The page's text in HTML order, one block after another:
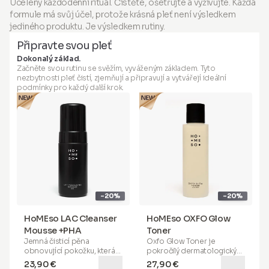
Balení obsahuje: Balení obsahuje:
zlepšují texturu a elasticitu
pleti a zvyšují vstřebávání
aktivních látek pro maximální
inovativnímu mikroinfuznímu
aplikátoru, speciálně
vyvinutému pro domácí
použití, a našemu
patentovanémuPeptide
Serum Boosteru(se
sonikovanou kyselinou
hyaluronovou) můžete
— zcela bezpečně a
bezbolestně.
není péče o pleť na
můžete zažít kdykoli a kdekoli
— přímo v pohodlí vašeho
Balení obsahuje:
pokynů s aplikátorem
HoMEso. Neaplikujte injekčně.
Aplikujte pouze na
Ucelený každodenní rituál. Čistěte, ošetřujte a vyživujte. Každá
formule má svůj účel, protože krásná pleť není výsledkem
jediného produktu. Je výsledkem rutiny.
Připravte svou pleť
Dokonalý základ.
Začněte svou rutinu se svěžím, vyváženým základem. Tyto
nezbytnosti pleť čistí, zjemňují a připravují a vytvářejí ideální
podmínky pro každý další krok.
-20%
HoMEso LAC Cleanser
Mousse +PHA
Jemná čisticí pěna
obnovující pokožku, která
je formulována s
23,90 €
-20%
HoMEso OXFO Glow
Toner
Oxfo Glow Toner je
pokročilý dermatologický
přípravek
27,90 €